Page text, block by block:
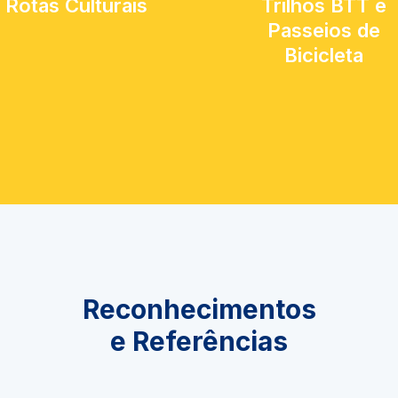
Rotas Culturais
Trilhos BTT e
Passeios de
Bicicleta
Reconhecimentos
e Referências